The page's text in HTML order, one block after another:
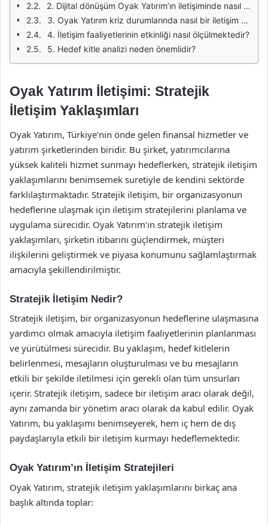
2. Dijital dönüşüm Oyak Yatırım’ın iletişiminde nasıl bir rol oynamaktadır?
3. Oyak Yatırım kriz durumlarında nasıl bir iletişim stratejisi izlemektedir?
4. İletişim faaliyetlerinin etkinliği nasıl ölçülmektedir?
5. Hedef kitle analizi neden önemlidir?
Oyak Yatırım İletişimi: Stratejik
İletişim Yaklaşımları
Oyak Yatırım, Türkiye’nin önde gelen finansal hizmetler ve
yatırım şirketlerinden biridir. Bu şirket, yatırımcılarına
yüksek kaliteli hizmet sunmayı hedeflerken, stratejik iletişim
yaklaşımlarını benimsemek suretiyle de kendini sektörde
farklılaştırmaktadır. Stratejik iletişim, bir organizasyonun
hedeflerine ulaşmak için iletişim stratejilerini planlama ve
uygulama sürecidir. Oyak Yatırım’ın stratejik iletişim
yaklaşımları, şirketin itibarını güçlendirmek, müşteri
ilişkilerini geliştirmek ve piyasa konumunu sağlamlaştırmak
amacıyla şekillendirilmiştir.
Stratejik İletişim Nedir?
Stratejik iletişim, bir organizasyonun hedeflerine ulaşmasına
yardımcı olmak amacıyla iletişim faaliyetlerinin planlanması
ve yürütülmesi sürecidir. Bu yaklaşım, hedef kitlelerin
belirlenmesi, mesajların oluşturulması ve bu mesajların
etkili bir şekilde iletilmesi için gerekli olan tüm unsurları
içerir. Stratejik iletişim, sadece bir iletişim aracı olarak değil,
aynı zamanda bir yönetim aracı olarak da kabul edilir. Oyak
Yatırım, bu yaklaşımı benimseyerek, hem iç hem de dış
paydaşlarıyla etkili bir iletişim kurmayı hedeflemektedir.
Oyak Yatırım’ın İletişim Stratejileri
Oyak Yatırım, stratejik iletişim yaklaşımlarını birkaç ana
başlık altında toplar: